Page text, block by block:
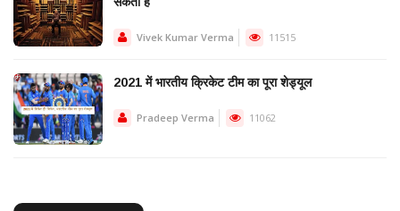
Vivek Kumar Verma 11515
2021 में भारतीय क्रिकेट टीम का पूरा शेड्यूल
Pradeep Verma 11062